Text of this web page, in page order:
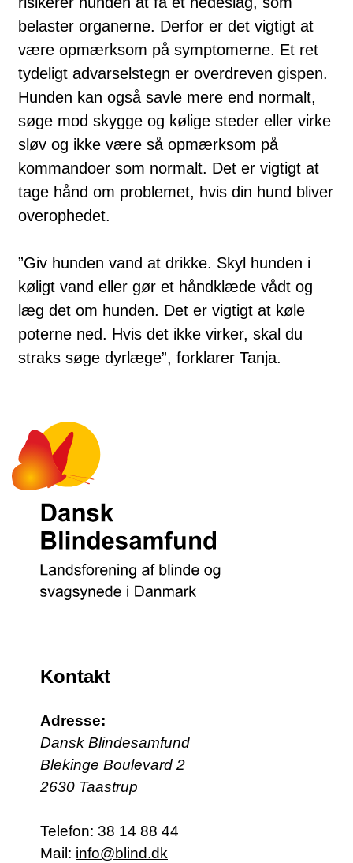
belaster organerne. Derfor er det vigtigt at
være opmærksom på symptomerne. Et ret
tydeligt advarselstegn er overdreven gispen.
Hunden kan også savle mere end normalt,
søge mod skygge og kølige steder eller virke
sløv og ikke være så opmærksom på
kommandoer som normalt. Det er vigtigt at
tage hånd om problemet, hvis din hund bliver
overophedet.
”Giv hunden vand at drikke. Skyl hunden i
køligt vand eller gør et håndklæde vådt og
læg det om hunden. Det er vigtigt at køle
poterne ned. Hvis det ikke virker, skal du
straks søge dyrlæge”, forklarer Tanja.
Kontakt
Adresse:
Dansk Blindesamfund
Blekinge Boulevard 2
2630 Taastrup
Telefon: 38 14 88 44
Mail: info@blind.dk